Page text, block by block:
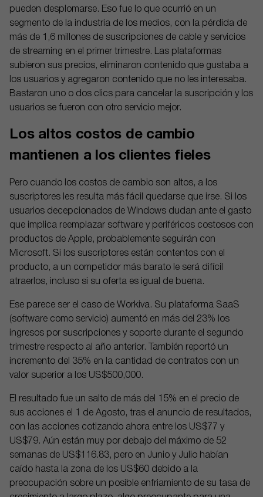
pueden desplomarse. Eso fue lo que ocurrió en un
segmento de la industria de los medios, con la pérdida de
más de 1,6 millones de suscripciones de cable y servicios
de streaming en el primer trimestre. Las plataformas
subieron sus precios, eliminaron contenido que gustaba a
los usuarios y agregaron contenido que no les interesaba.
Bastaron uno o dos clics para cancelar la suscripción y los
usuarios se fueron con otro servicio mejor.
Los altos costos de cambio
mantienen a los clientes fieles
Pero cuando los costos de cambio son altos, a los
suscriptores les resulta más fácil quedarse que irse. Si los
usuarios decepcionados de Windows dudan ante el gasto
que implica reemplazar software y periféricos costosos con
productos de Apple, probablemente seguirán con
Microsoft. Si los suscriptores están contentos con el
producto, a un competidor más barato le será difícil
atraerlos, incluso si su oferta es igual de buena.
Ese parece ser el caso de Workiva. Su plataforma SaaS
(software como servicio) aumentó en más del 23% los
ingresos por suscripciones y soporte durante el segundo
trimestre respecto al año anterior. También reportó un
incremento del 35% en la cantidad de contratos con un
valor superior a los US$500,000.
El resultado fue un salto de más del 15% en el precio de
sus acciones el 1 de Agosto, tras el anuncio de resultados,
con las acciones cotizando ahora entre los US$77 y
US$79. Aún están muy por debajo del máximo de 52
semanas de US$116.83, pero en Junio y Julio habían
caído hasta la zona de los US$60 debido a la
preocupación sobre un posible enfriamiento de su tasa de